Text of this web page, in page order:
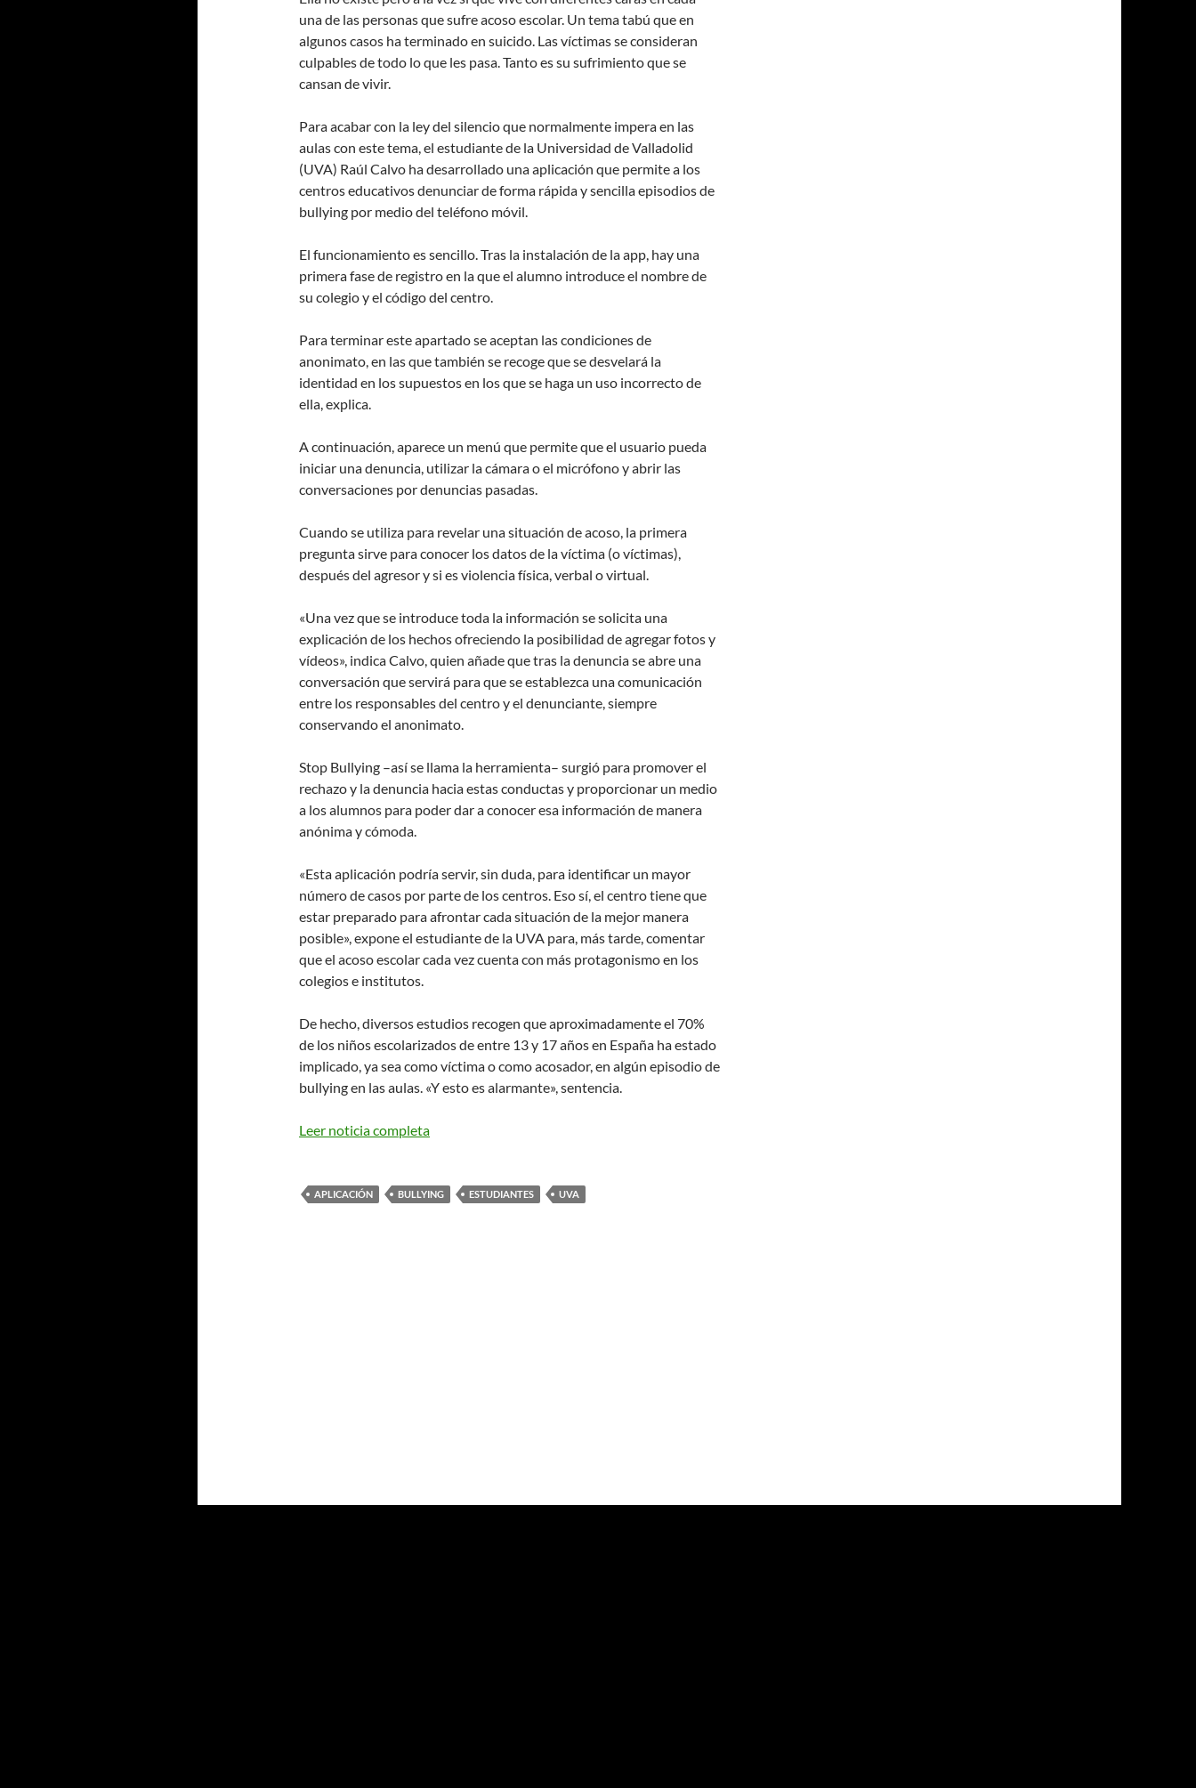
una de las personas que sufre acoso escolar. Un tema tabú que en
algunos casos ha terminado en suicido. Las víctimas se consideran
culpables de todo lo que les pasa. Tanto es su sufrimiento que se
cansan de vivir.
Para acabar con la ley del silencio que normalmente impera en las
aulas con este tema, el estudiante de la Universidad de Valladolid
(UVA) Raúl Calvo ha desarrollado una aplicación que permite a los
centros educativos denunciar de forma rápida y sencilla episodios de
bullying por medio del teléfono móvil.
El funcionamiento es sencillo. Tras la instalación de la app, hay una
primera fase de registro en la que el alumno introduce el nombre de
su colegio y el código del centro.
Para terminar este apartado se aceptan las condiciones de
anonimato, en las que también se recoge que se desvelará la
identidad en los supuestos en los que se haga un uso incorrecto de
ella, explica.
A continuación, aparece un menú que permite que el usuario pueda
iniciar una denuncia, utilizar la cámara o el micrófono y abrir las
conversaciones por denuncias pasadas.
Cuando se utiliza para revelar una situación de acoso, la primera
pregunta sirve para conocer los datos de la víctima (o víctimas),
después del agresor y si es violencia física, verbal o virtual.
«Una vez que se introduce toda la información se solicita una
explicación de los hechos ofreciendo la posibilidad de agregar fotos y
vídeos», indica Calvo, quien añade que tras la denuncia se abre una
conversación que servirá para que se establezca una comunicación
entre los responsables del centro y el denunciante, siempre
conservando el anonimato.
Stop Bullying –así se llama la herramienta– surgió para promover el
rechazo y la denuncia hacia estas conductas y proporcionar un medio
a los alumnos para poder dar a conocer esa información de manera
anónima y cómoda.
«Esta aplicación podría servir, sin duda, para identificar un mayor
número de casos por parte de los centros. Eso sí, el centro tiene que
estar preparado para afrontar cada situación de la mejor manera
posible», expone el estudiante de la UVA para, más tarde, comentar
que el acoso escolar cada vez cuenta con más protagonismo en los
colegios e institutos.
De hecho, diversos estudios recogen que aproximadamente el 70%
de los niños escolarizados de entre 13 y 17 años en España ha estado
implicado, ya sea como víctima o como acosador, en algún episodio de
bullying en las aulas. «Y esto es alarmante», sentencia.
Leer noticia completa
APLICACIÓN BULLYING ESTUDIANTES UVA